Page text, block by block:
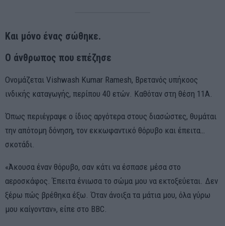
Και μόνο ένας σώθηκε.
Ο άνθρωπος που επέζησε
Ονομάζεται Vishwash Kumar Ramesh, Βρετανός υπήκοος
ινδικής καταγωγής, περίπου 40 ετών. Καθόταν στη θέση 11Α.
Όπως περιέγραψε ο ίδιος αργότερα στους διασώστες, θυμάται
την απότομη δόνηση, τον εκκωφαντικό θόρυβο και έπειτα…
σκοτάδι.
«Άκουσα έναν θόρυβο, σαν κάτι να έσπασε μέσα στο
αεροσκάφος. Έπειτα ένιωσα το σώμα μου να εκτοξεύεται. Δεν
ξέρω πώς βρέθηκα έξω. Όταν άνοιξα τα μάτια μου, όλα γύρω
μου καίγονταν», είπε στο BBC.